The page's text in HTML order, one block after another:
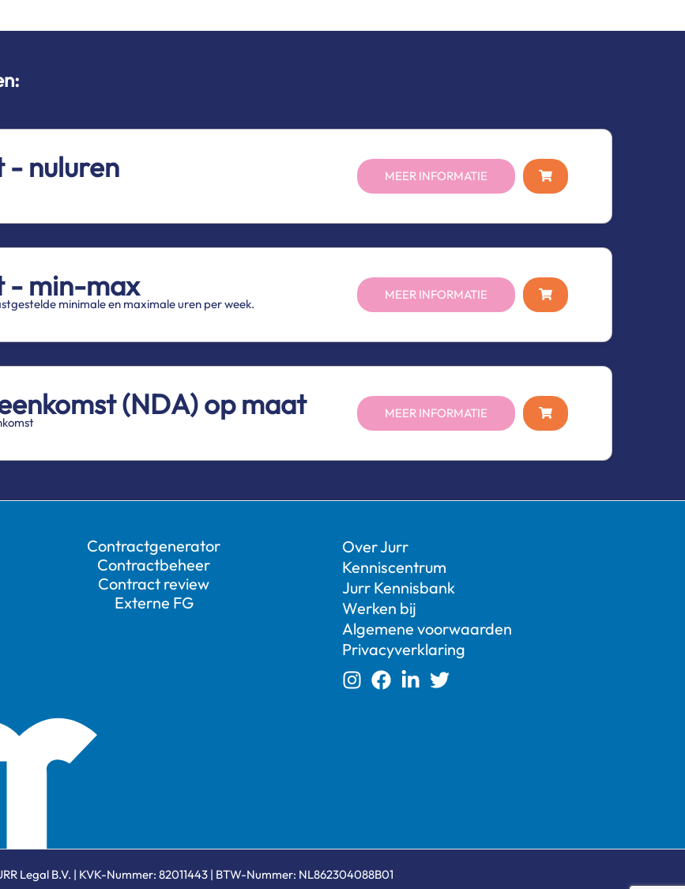
- nuluren MEER INFORMATIE
- min-max
minimale en maximale uren per week.
MEER INFORMATIE
(NDA) op maat MEER INFORMATIE
Contractgenerator
Contractbeheer
Contract review
Externe FG
Over Jurr
Kenniscentrum
Jurr Kennisbank
Werken bij
Algemene voorwaarden
Privacyverklaring
Legal B.V. | KVK-Nummer: 82011443 | BTW-Nummer: NL862304088B01